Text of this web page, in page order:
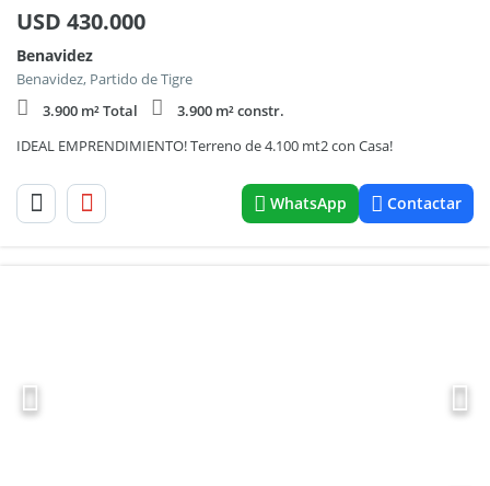
USD 430.000
Benavidez
Benavidez, Partido de Tigre
3.900 m² Total
3.900 m² constr.
IDEAL EMPRENDIMIENTO! Terreno de 4.100 mt2 con Casa!
WhatsApp Contactar